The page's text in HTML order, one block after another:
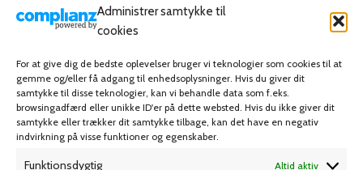
Administrer samtykke til
cookies
For at give dig de bedste oplevelser bruger vi teknologier som cookies til at
gemme og/eller få adgang til enhedsoplysninger. Hvis du giver dit
samtykke til disse teknologier, kan vi behandle data som f.eks.
browsingadfærd eller unikke ID'er på dette websted. Hvis du ikke giver dit
samtykke eller trækker dit samtykke tilbage, kan det have en negativ
indvirkning på visse funktioner og egenskaber.
Funktionsdygtig Altid aktiv
Papirvarer
Spil & lotteri
MIN KONTO KUNDESERVICE